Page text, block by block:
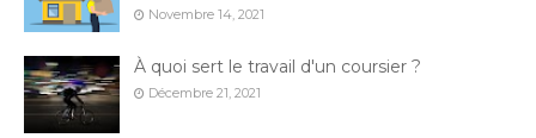
Novembre 14, 2021
À quoi sert le travail d'un coursier ?
Décembre 21, 2021